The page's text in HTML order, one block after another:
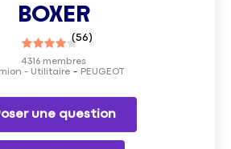
BOXER
(56)
- Utilitaire PEUGEOT
4316 membres
une question